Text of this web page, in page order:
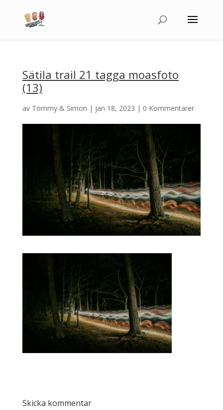
Sätila trail 21 tagga moasfoto
(13)
av Tommy & Simon | jan 18, 2023 | 0 Kommentarer
Skicka kommentar